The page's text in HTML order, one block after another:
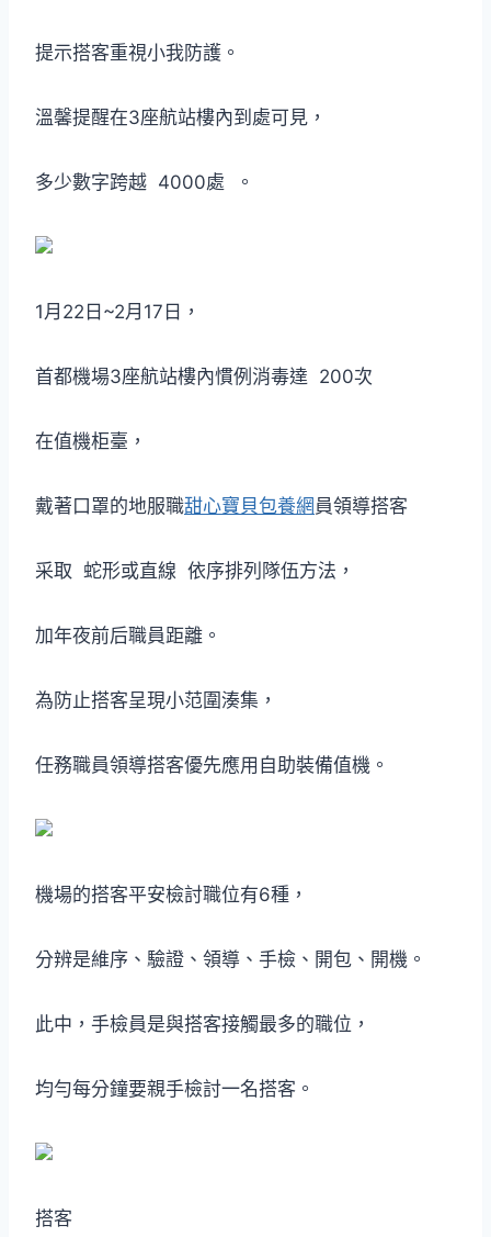
提示搭客重視小我防護。
溫馨提醒在3座航站樓內到處可見，
多少數字跨越 4000處 。
1月22日~2月17日，
首都機場3座航站樓內慣例消毒達 200次
在值機柜臺，
戴著口罩的地服職甜心寶貝包養網 員領導搭客
采取 蛇形或直線 依序排列隊伍方法，
加年夜前后職員距離。
為防止搭客呈現小范圍湊集，
任務職員領導搭客優先應用自助裝備值機。
機場的搭客平安檢討職位有6種，
分辨是維序、驗證、領導、手檢、開包、開機。
此中，手檢員是與搭客接觸最多的職位，
均勻每分鐘要親手檢討一名搭客。
搭客